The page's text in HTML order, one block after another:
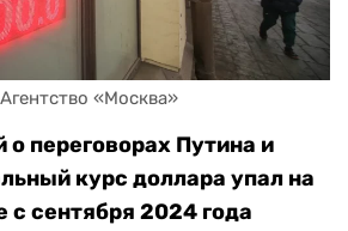
«Москва»
о переговорах Путина и
курс доллара упал на
с сентября 2024 года